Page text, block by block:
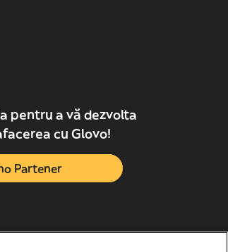
pentru a vă dezvolta
cu Glovo!
Partener